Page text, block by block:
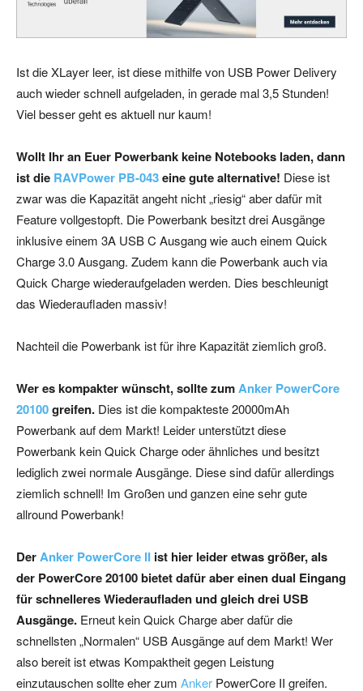
Ist die XLayer leer, ist diese mithilfe von USB Power Delivery
auch wieder schnell aufgeladen, in gerade mal 3,5 Stunden!
Viel besser geht es aktuell nur kaum!
Wollt Ihr an Euer Powerbank keine Notebooks laden, dann
ist die RAVPower PB-043eine gute alternative! Diese ist
zwar was die Kapazität angeht nicht „riesig“ aber dafür mit
Feature vollgestopft. Die Powerbank besitzt drei Ausgänge
inklusive einem 3A USB C Ausgang wie auch einem Quick
Charge 3.0 Ausgang. Zudem kann die Powerbank auch via
Quick Charge wiederaufgeladen werden. Dies beschleunigt
das Wiederaufladen massiv!
Nachteil die Powerbank ist für ihre Kapazität ziemlich groß.
Wer es kompakter wünscht, sollte zumAnker PowerCore
20100greifen. Dies ist die kompakteste 20000mAh
Powerbank auf dem Markt! Leider unterstützt diese
Powerbank kein Quick Charge oder ähnliches und besitzt
lediglich zwei normale Ausgänge. Diese sind dafür allerdings
ziemlich schnell! Im Großen und ganzen eine sehr gute
allround Powerbank!
DerAnker PowerCore II ist hier leider etwas größer, als
der PowerCore 20100 bietet dafür aber einen dual Eingang
für schnelleres Wiederaufladen und gleich drei USB
Ausgänge. Erneut kein Quick Charge aber dafür die
schnellsten „Normalen“ USB Ausgänge auf dem Markt! Wer
also bereit ist etwas Kompaktheit gegen Leistung
einzutauschen sollte eher zum Anker PowerCore II greifen.